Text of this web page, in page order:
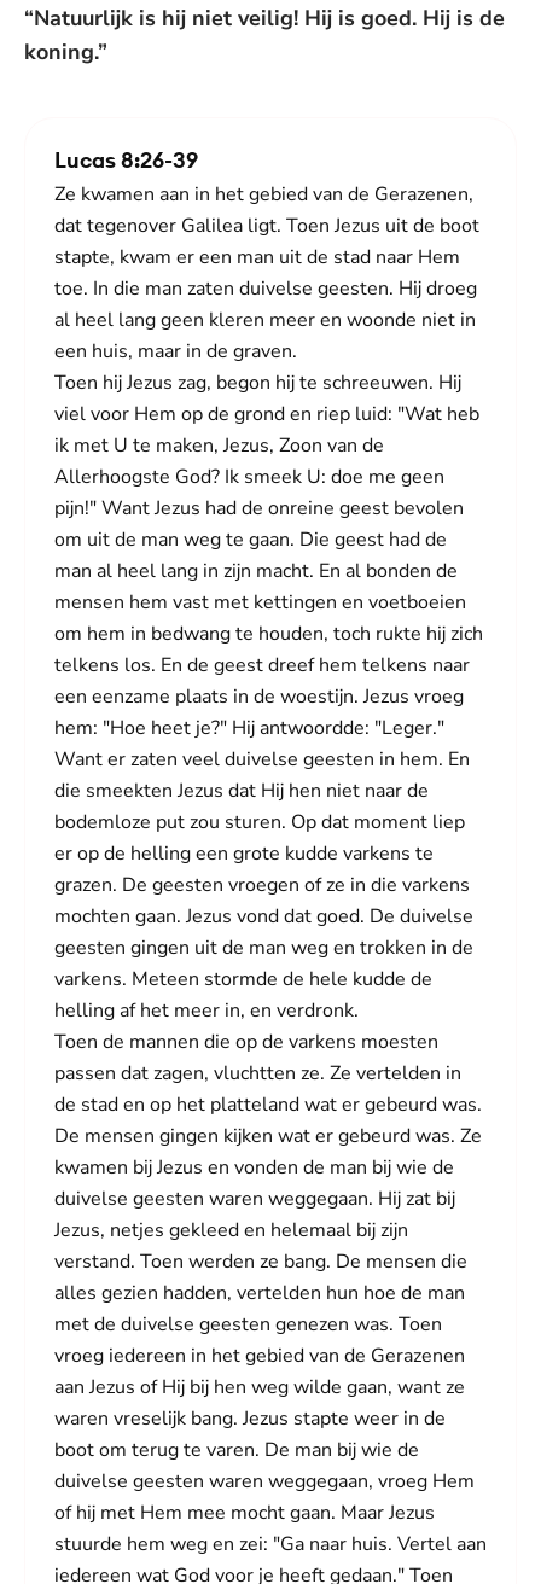
“Natuurlijk is hij niet veilig! Hij is goed. Hij is de
koning.”
Lucas 8:26-39
Ze kwamen aan in het gebied van de Gerazenen,
dat tegenover Galilea ligt. Toen Jezus uit de boot
stapte, kwam er een man uit de stad naar Hem
toe. In die man zaten duivelse geesten. Hij droeg
al heel lang geen kleren meer en woonde niet in
een huis, maar in de graven.
Toen hij Jezus zag, begon hij te schreeuwen. Hij
viel voor Hem op de grond en riep luid: "Wat heb
ik met U te maken, Jezus, Zoon van de
Allerhoogste God? Ik smeek U: doe me geen
pijn!" Want Jezus had de onreine geest bevolen
om uit de man weg te gaan. Die geest had de
man al heel lang in zijn macht. En al bonden de
mensen hem vast met kettingen en voetboeien
om hem in bedwang te houden, toch rukte hij zich
telkens los. En de geest dreef hem telkens naar
een eenzame plaats in de woestijn. Jezus vroeg
hem: "Hoe heet je?" Hij antwoordde: "Leger."
Want er zaten veel duivelse geesten in hem. En
die smeekten Jezus dat Hij hen niet naar de
bodemloze put zou sturen. Op dat moment liep
er op de helling een grote kudde varkens te
grazen. De geesten vroegen of ze in die varkens
mochten gaan. Jezus vond dat goed. De duivelse
geesten gingen uit de man weg en trokken in de
varkens. Meteen stormde de hele kudde de
helling af het meer in, en verdronk.
Toen de mannen die op de varkens moesten
passen dat zagen, vluchtten ze. Ze vertelden in
de stad en op het platteland wat er gebeurd was.
De mensen gingen kijken wat er gebeurd was. Ze
kwamen bij Jezus en vonden de man bij wie de
duivelse geesten waren weggegaan. Hij zat bij
Jezus, netjes gekleed en helemaal bij zijn
verstand. Toen werden ze bang. De mensen die
alles gezien hadden, vertelden hun hoe de man
met de duivelse geesten genezen was. Toen
vroeg iedereen in het gebied van de Gerazenen
aan Jezus of Hij bij hen weg wilde gaan, want ze
waren vreselijk bang. Jezus stapte weer in de
boot om terug te varen. De man bij wie de
duivelse geesten waren weggegaan, vroeg Hem
of hij met Hem mee mocht gaan. Maar Jezus
stuurde hem weg en zei: "Ga naar huis. Vertel aan
iedereen wat God voor je heeft gedaan." Toen